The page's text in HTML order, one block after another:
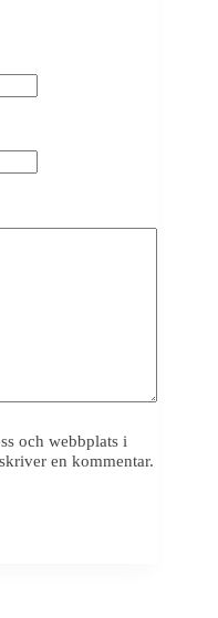
och webbplats i
en kommentar.